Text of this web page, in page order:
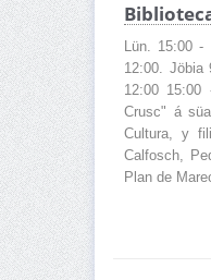
Lün. 15:00
12:00. Jöbia
12:00
Crusc" á
Cultura, y
Calfosch,
Plan de